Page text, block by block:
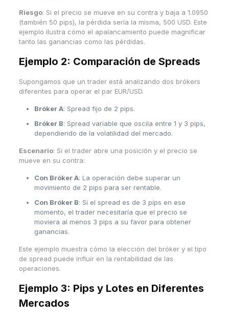
Riesgo: Si el precio se mueve en su contra y baja a 1.0950
(también 50 pips), la pérdida sería la misma, 500 USD. Este
ejemplo ilustra cómo el apalancamiento puede magnificar
tanto las ganancias como las pérdidas.
Ejemplo 2: Comparación de Spreads
Supongamos que un trader está analizando dos brókers
diferentes para operar el par EUR/USD.
Bróker A: Spread fijo de 2 pips.
Bróker B: Spread variable que oscila entre 1 y 3 pips,
dependiendo de la volatilidad del mercado.
Escenario: Si el trader abre una posición y el precio se
mueve en su contra:
Con Bróker A: La operación debe superar un
movimiento de 2 pips para ser rentable.
Con Bróker B: Si el spread es de 3 pips en ese
momento, el trader necesitaría que el precio se
moviera al menos 3 pips a su favor para obtener
ganancias.
Este ejemplo muestra cómo la elección del bróker y el tipo
de spread puede influir en la rentabilidad de las
operaciones.
Ejemplo 3: Pips y Lotes en Diferentes
Mercados